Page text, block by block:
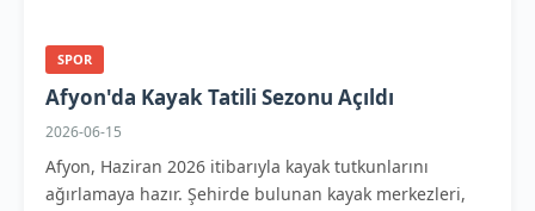
SPOR
Afyon'da Kayak Tatili Sezonu Açıldı
2026-06-15
Afyon, Haziran 2026 itibarıyla kayak tutkunlarını
ağırlamaya hazır. Şehirde bulunan kayak merkezleri,